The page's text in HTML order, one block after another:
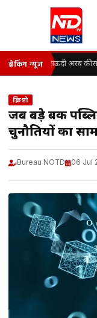
ब्रेकिंग न्यूज़ सऊदी अरब की
क्रिप्टो
जब बड़े बैंक
चुनौतियों का
Bureau NOTD 06 Jul